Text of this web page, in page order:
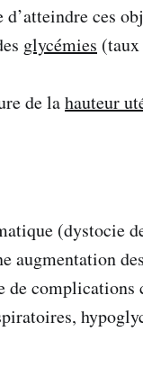
ces
glycémies
de lahauteur
(dystocie
augmentation
de complications